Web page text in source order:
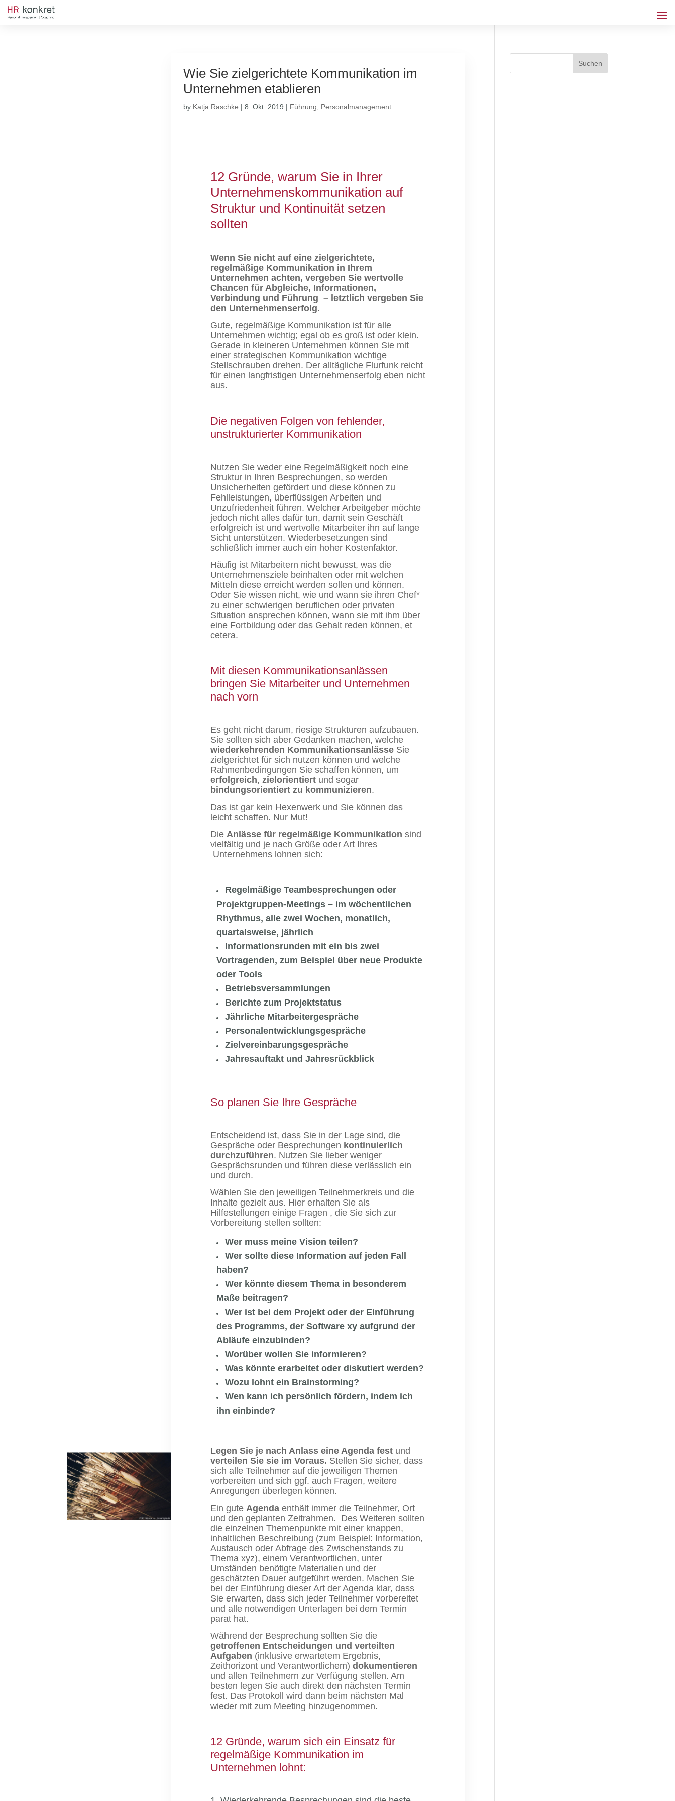
Wie Sie zielgerichtete Kommunikation im
Unternehmen etablieren
by Katja Raschke |8. Okt. 2019 | Führung Personalmanagement
12 Gründe, warum Sie in Ihrer
Unternehmenskommunikation auf
Struktur und Kontinuität setzen
sollten
Wenn Sie nicht auf eine zielgerichtete,
regelmäßige Kommunikation in Ihrem
Unternehmen achten, vergeben Sie wertvolle
Chancen für Abgleiche, Informationen,
Verbindung und Führung – letztlich vergeben Sie
den Unternehmenserfolg.
Gute, regelmäßige Kommunikation ist für alle
Unternehmen wichtig; egal ob es groß ist oder klein.
Gerade in kleineren Unternehmen können Sie mit
einer strategischen Kommunikation wichtige
Stellschrauben drehen. Der alltägliche Flurfunk reicht
für einen langfristigen Unternehmenserfolg eben nicht
aus.
Die negativen Folgen von fehlender,
unstrukturierter Kommunikation
Nutzen Sie weder eine Regelmäßigkeit noch eine
Struktur in Ihren Besprechungen, so werden
Unsicherheiten gefördert und diese können zu
Fehlleistungen, überflüssigen Arbeiten und
Unzufriedenheit führen. Welcher Arbeitgeber möchte
jedoch nicht alles dafür tun, damit sein Geschäft
erfolgreich ist und wertvolle Mitarbeiter ihn auf lange
Sicht unterstützen. Wiederbesetzungen sind
schließlich immer auch ein hoher Kostenfaktor.
Häufig ist Mitarbeitern nicht bewusst, was die
Unternehmensziele beinhalten oder mit welchen
Mitteln diese erreicht werden sollen und können.
Oder Sie wissen nicht, wie und wann sie ihren Chef*
zu einer schwierigen beruflichen oder privaten
Situation ansprechen können, wann sie mit ihm über
eine Fortbildung oder das Gehalt reden können, et
cetera.
Mit diesen Kommunikationsanlässen
bringen Sie Mitarbeiter und Unternehmen
nach vorn
Es geht nicht darum, riesige Strukturen aufzubauen.
Sie sollten sich aber Gedanken machen, welche
wiederkehrenden KommunikationsanlässeSie
zielgerichtet für sich nutzen können und welche
Rahmenbedingungen Sie schaffen können, um
erfolgreich, zielorientiertund sogar
bindungsorientiert zu kommunizieren.
Das ist gar kein Hexenwerk und Sie können das
leicht schaffen. Nur Mut!
Die Anlässe für regelmäßige Kommunikation sind
vielfältig und je nach Größe oder Art Ihres
Unternehmens lohnen sich:
Regelmäßige Teambesprechungen oder
Projektgruppen-Meetings – im wöchentlichen
Rhythmus, alle zwei Wochen, monatlich,
quartalsweise, jährlich
Informationsrunden mit ein bis zwei
Vortragenden, zum Beispiel über neue Produkte
oder Tools
Betriebsversammlungen
Berichte zum Projektstatus
Jährliche Mitarbeitergespräche
Personalentwicklungsgespräche
Zielvereinbarungsgespräche
Jahresauftakt und Jahresrückblick
So planen Sie Ihre Gespräche
Entscheidend ist, dass Sie in der Lage sind, die
Gespräche oder Besprechungen kontinuierlich
durchzuführen. Nutzen Sie lieber weniger
Gesprächsrunden und führen diese verlässlich ein
und durch.
Wählen Sie den jeweiligen Teilnehmerkreis und die
Inhalte gezielt aus. Hier erhalten Sie als
Hilfestellungen einige Fragen , die Sie sich zur
Vorbereitung stellen sollten:
Wer muss meine Vision teilen?
Wer sollte diese Information auf jeden Fall
haben?
Wer könnte diesem Thema in besonderem
Maße beitragen?
Wer ist bei dem Projekt oder der Einführung
des Programms, der Software xy aufgrund der
Abläufe einzubinden?
Worüber wollen Sie informieren?
Was könnte erarbeitet oder diskutiert werden?
Wozu lohnt ein Brainstorming?
Wen kann ich persönlich fördern, indem ich
ihn einbinde?
Legen Sie je nach Anlass eine Agenda festund
verteilen Sie sie im Voraus. Stellen Sie sicher, dass
sich alle Teilnehmer auf die jeweiligen Themen
vorbereiten und sich ggf. auch Fragen, weitere
Anregungen überlegen können.
Ein gute Agendaenthält immer die Teilnehmer, Ort
und den geplanten Zeitrahmen. Des Weiteren sollten
die einzelnen Themenpunkte mit einer knappen,
inhaltlichen Beschreibung (zum Beispiel: Information,
Austausch oder Abfrage des Zwischenstands zu
Thema xyz), einem Verantwortlichen, unter
Umständen benötigte Materialien und der
geschätzten Dauer aufgeführt werden. Machen Sie
bei der Einführung dieser Art der Agenda klar, dass
Sie erwarten, dass sich jeder Teilnehmer vorbereitet
und alle notwendigen Unterlagen bei dem Termin
parat hat.
Während der Besprechung sollten Sie die
getroffenen Entscheidungen und verteilten
Aufgaben (inklusive erwartetem Ergebnis,
Zeithorizont und Verantwortlichem) dokumentieren
und allen Teilnehmern zur Verfügung stellen. Am
besten legen Sie auch direkt den nächsten Termin
fest. Das Protokoll wird dann beim nächsten Mal
wieder mit zum Meeting hinzugenommen.
12 Gründe, warum sich ein Einsatz für
regelmäßige Kommunikation im
Unternehmen lohnt: